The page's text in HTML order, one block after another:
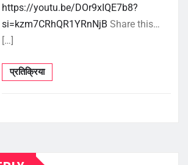
https://youtu.be/DOr9xIQE7b8?
si=kzm7CRhQR1YRnNjB Share this…
[…]
प्रतिक्रिया